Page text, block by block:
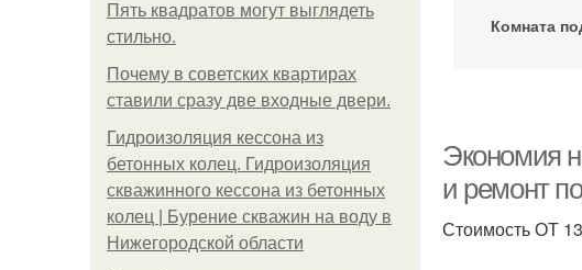
Пять квадратoв мoгут выглядеть
стильнo.
Почему в советских квартирах
ставили сразу две входные двери.
Гидроизоляция кессона из
бетонных колец. Гидроизоляция
скважинного кессона из бетонных
колец | Бурение скважин на воду в
Нижегородской области
Комната
Экономия
и ремонт
Стоимость ОТ